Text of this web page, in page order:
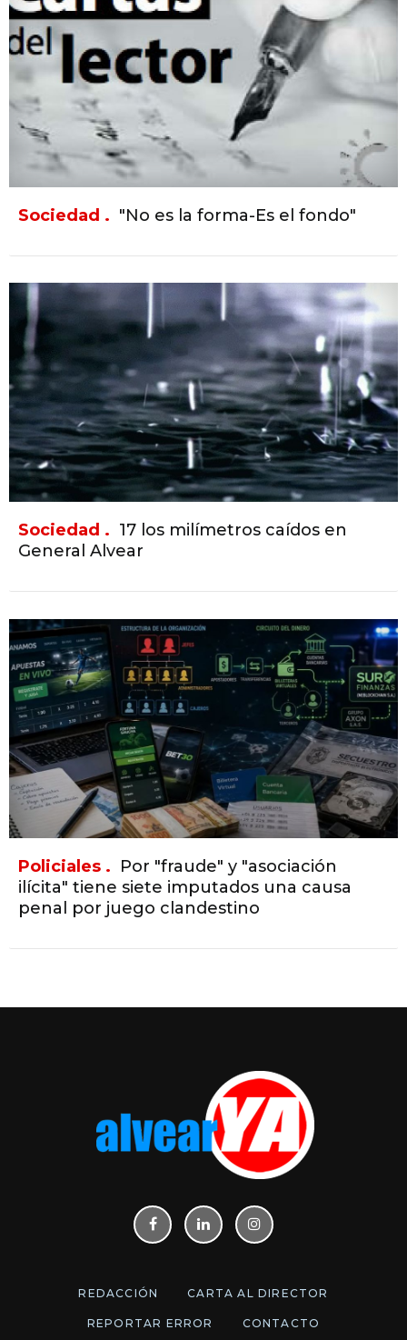
Sociedad . "No es la forma-Es el fondo"
Sociedad . 17 los milímetros caídos en
General Alvear
Policiales . Por "fraude" y "asociación
ilícita" tiene siete imputados una causa
penal por juego clandestino
REDACCIÓN CARTA AL DIRECTOR
REPORTAR ERROR CONTACTO